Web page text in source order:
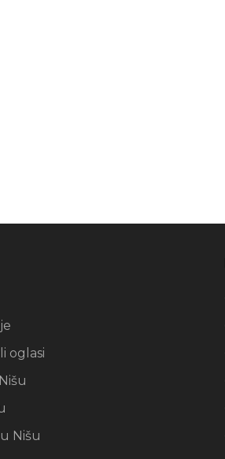
oglasi
Nišu